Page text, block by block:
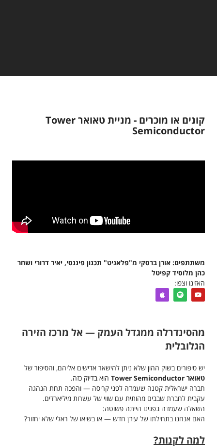
קונים או מוכרים - מניית טאואר Tower
Semiconductor
משתתפים: אורן ברסקי מ"פלאניט" תכנון פיננסי, יאיר דרורי ושחר
כהן מלוסיד קפיטל
האזינו וצפו:
מהסינדרלה ממגדל העמק — אל מרכז הזירה
הגלובלית
יש סיפורים בשוק ההון שלא ניתן להישאר אדישים אליהם, והסיפור של
טאואר Tower Semiconductor
הוא בדיוק כזה.
חברה ישראלית קטנה שעמדה לפני קריסה — והפכה תחת הנהגה
עקבית לחברת שבבים מהותית עם שווי של עשרות מיליארדים.
השאלה שעמדה בפנינו הייתה פשוטה:
האם אנחנו בתחילתו של עידן חדש — או בשיאו של ראלי שלא יחזור?
למה לקנות?